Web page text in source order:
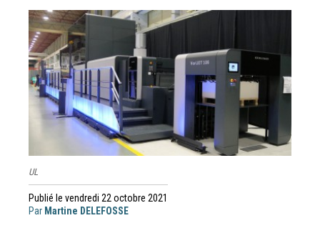
Publié le vendredi 22 octobre 2021
Par Martine DELEFOSSE
UL